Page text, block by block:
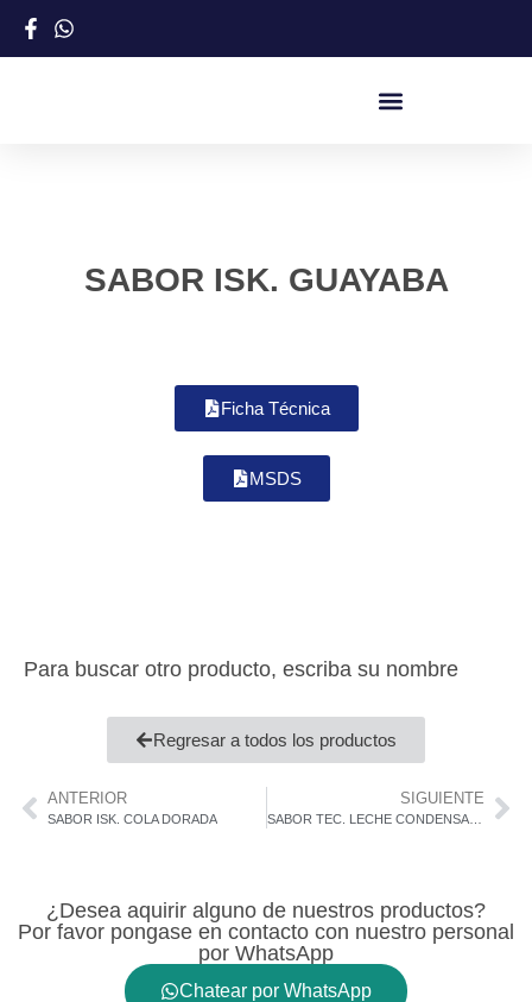
SABOR ISK. GUAYABA
Ficha Técnica
MSDS
Para buscar otro producto, escriba su nombre
Regresar a todos los productos
ANTERIOR
SABOR ISK. COLA DORADA
SIGUIENTE
SABOR TEC. LECHE CONDENSADA
¿Desea aquirir alguno de nuestros productos?
Por favor pongase en contacto con nuestro personal
por WhatsApp
Chatear por WhatsApp